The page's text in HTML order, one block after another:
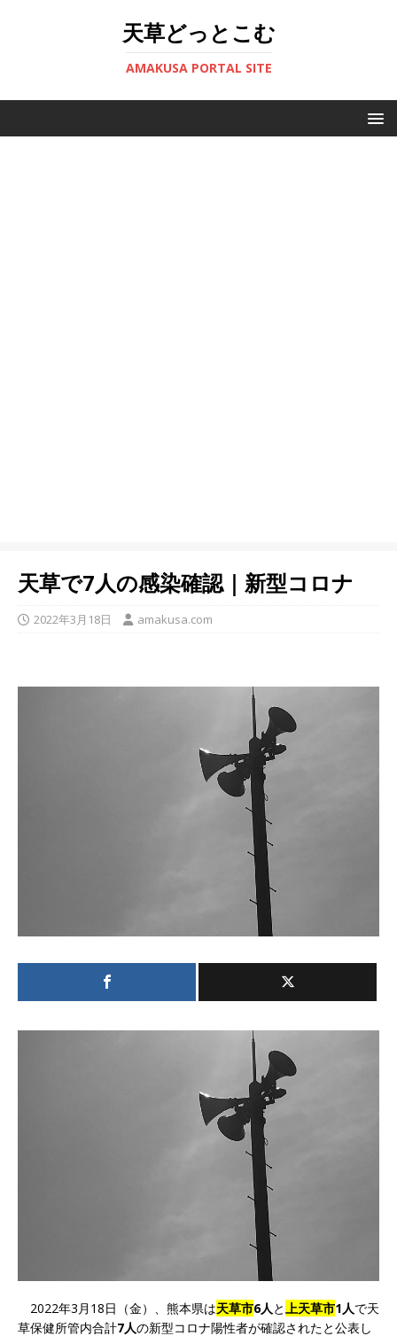
天草どっとこむ
AMAKUSA PORTAL SITE
天草で7人の感染確認｜新型コロナ
2022年3月18日 amakusa.com
2022年3月18日（金）、熊本県は天草市6人 と 上天草市1人で天
草保健所管内合計7人の新型コロナ陽性者が確認されたと公表し